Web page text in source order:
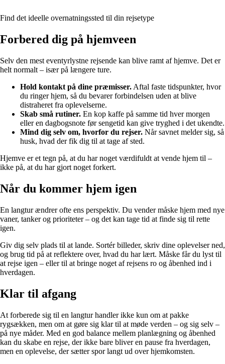
Find det ideelle overnatningssted til din rejsetype
Forbered dig på hjemveen
Selv den mest eventyrlystne rejsende kan blive ramt af hjemve. Det er
helt normalt – især på længere ture.
Hold kontakt på dine præmisser. Aftal faste tidspunkter, hvor
du ringer hjem, så du bevarer forbindelsen uden at blive
distraheret fra oplevelserne.
Skab små rutiner. En kop kaffe på samme tid hver morgen
eller en dagbogsnote før sengetid kan give tryghed i det ukendte.
Mind dig selv om, hvorfor du rejser. Når savnet melder sig, så
husk, hvad der fik dig til at tage af sted.
Hjemve er et tegn på, at du har noget værdifuldt at vende hjem til –
ikke på, at du har gjort noget forkert.
Når du kommer hjem igen
En langtur ændrer ofte ens perspektiv. Du vender måske hjem med nye
vaner, tanker og prioriteter – og det kan tage tid at finde sig til rette
igen.
Giv dig selv plads til at lande. Sortér billeder, skriv dine oplevelser ned,
og brug tid på at reflektere over, hvad du har lært. Måske får du lyst til
at rejse igen – eller til at bringe noget af rejsens ro og åbenhed ind i
hverdagen.
Klar til afgang
At forberede sig til en langtur handler ikke kun om at pakke
rygsækken, men om at gøre sig klar til at møde verden – og sig selv –
på nye måder. Med en god balance mellem planlægning og åbenhed
kan du skabe en rejse, der ikke bare bliver en pause fra hverdagen,
men en oplevelse, der sætter spor langt ud over hjemkomsten.